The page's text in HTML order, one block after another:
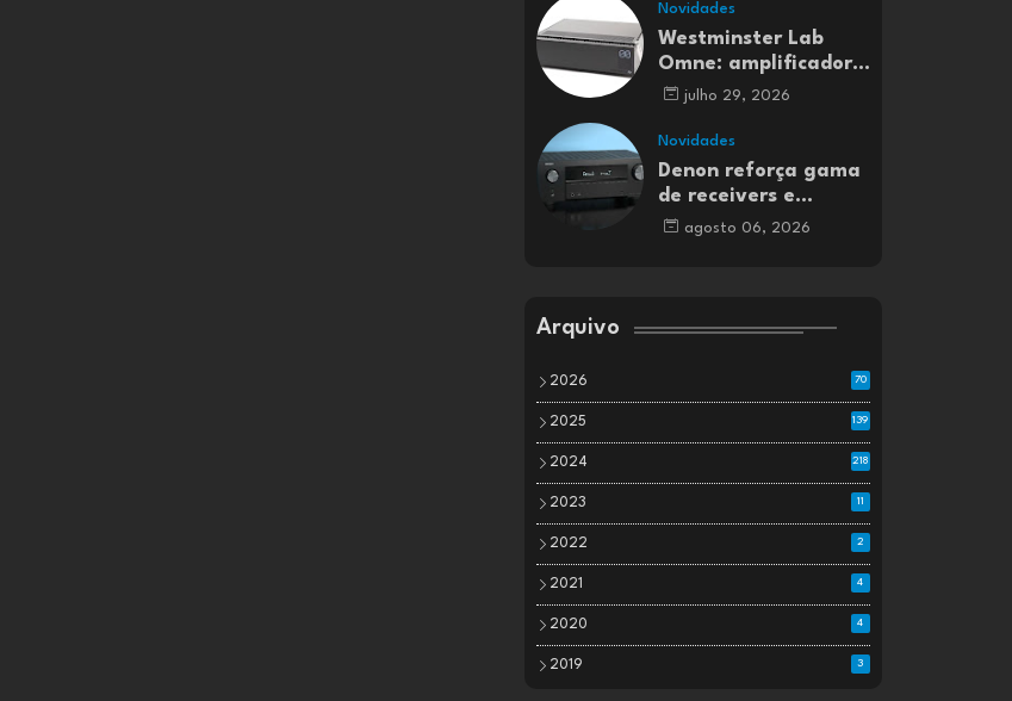
Novidades
Westminster Lab
Omne: amplificador
integrado Classe A
julho 29, 2026
Novidades
Denon reforça gama
de receivers e
amplificadores AV
agosto 06, 2026
Arquivo
2026 70
2025 139
2024 218
2023 11
2022 2
2021 4
2020 4
2019 3